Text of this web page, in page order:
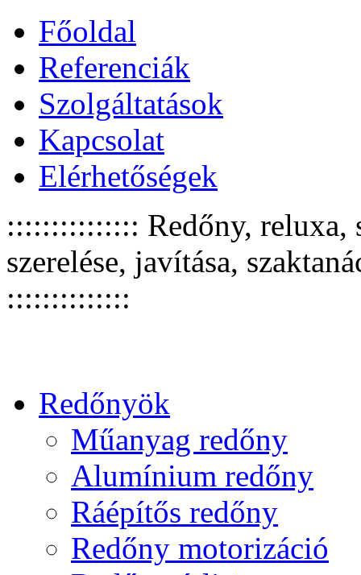
Főoldal
Referenciák
Szolgáltatások
Kapcsolat
Elérhetőségek
::::::::::::::: Redőny, reluxa,
szerelése, javítása,
::::::::::::::
Redőnyök
Műanyag redőny
Alumínium redőny
Ráépítős redőny
Redőny motorizáció